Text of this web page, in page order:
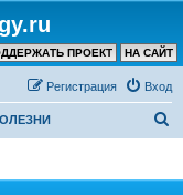
НА САЙТ
ПРОЕКТ
Вход
Регистрация